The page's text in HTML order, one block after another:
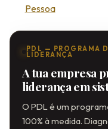
Pessoa
PDL — PROGRAMA
LIDERANÇA
A tua empresa
liderança em
O PDL é um
100% à medida.